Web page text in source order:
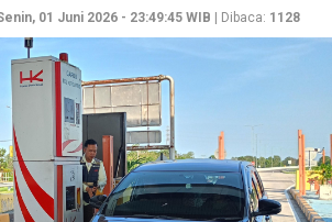
01 Juni 2026 - 23:49:45 WIB | Dibaca: 1128